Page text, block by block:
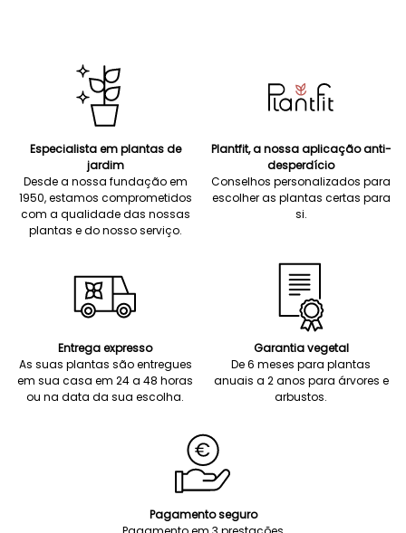
Especialista em plantas de
jardim
Desde a nossa fundação em
1950, estamos comprometidos
com a qualidade das nossas
plantas e do nosso serviço.
Plantfit, a nossa aplicação anti-
desperdício
Conselhos personalizados para
escolher as plantas certas para
si.
Entrega expresso
As suas plantas são entregues
em sua casa em 24 a 48 horas
ou na data da sua escolha.
Garantia vegetal
De 6 meses para plantas
anuais a 2 anos para árvores e
arbustos.
Pagamento seguro